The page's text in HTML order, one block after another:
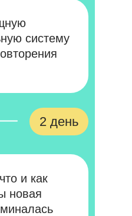
систему
2 день
и как
новая